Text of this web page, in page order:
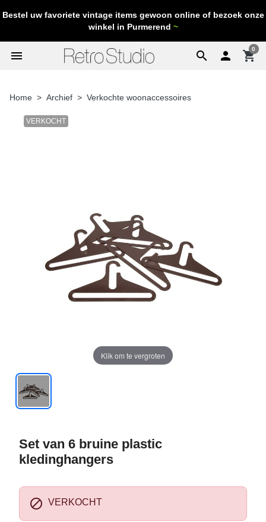
Bestel uw favoriete vintage items gewoon online of bezoek onze
winkel in Purmerend ~
search
menu  shopping_cart
0
Home Archief Verkochte woonaccessoires
VERKOCHT
Klik om te vergroten
Set van 6 bruine plastic
kledinghangers
 VERKOCHT